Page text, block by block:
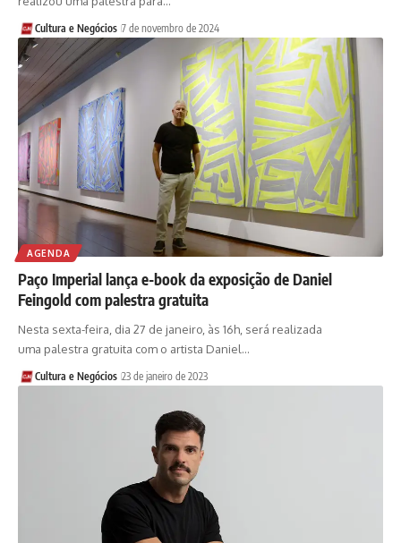
Cultura e Negócios 7 de novembro de 2024
AGENDA
Paço Imperial lança e-book da exposição de Daniel
Feingold com palestra gratuita
Nesta sexta-feira, dia 27 de janeiro, às 16h, será realizada
uma palestra gratuita com o artista Daniel…
Cultura e Negócios 23 de janeiro de 2023